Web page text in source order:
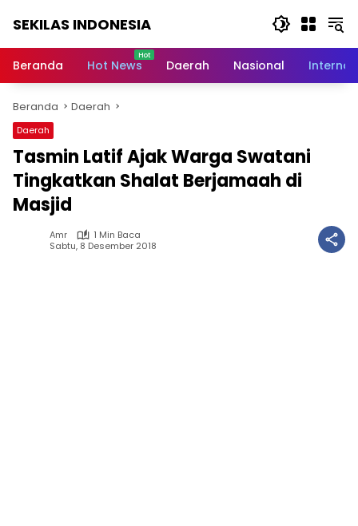
SEKILAS INDONESIA
Terkini,
Latest
World,
Headlines,
News
Today
Beranda Hot News Daerah Nasional
Beranda Daerah
Daerah
Tasmin Latif Ajak Warga Swatani
Tingkatkan Shalat Berjamaah di
Masjid
Amr
1 Min Baca
Sabtu, 8 Desember 2018